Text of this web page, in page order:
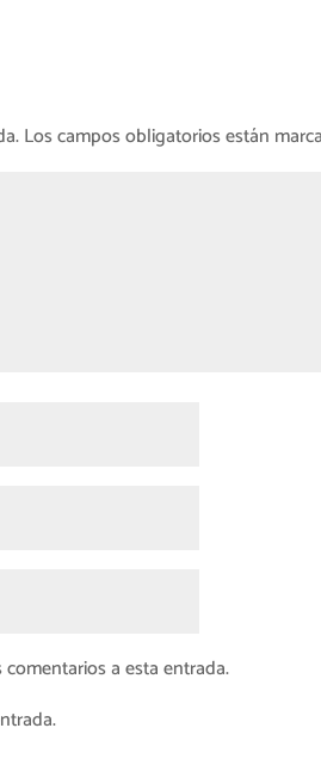
Los campos obligatorios están
a esta entrada.